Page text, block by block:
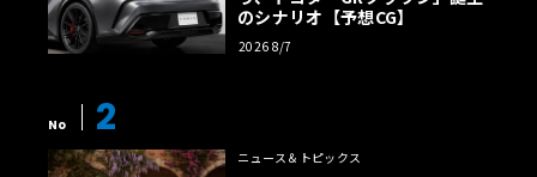
のシナリオ【予想CG】
2026 8/7
No 2
ニュース＆トピックス